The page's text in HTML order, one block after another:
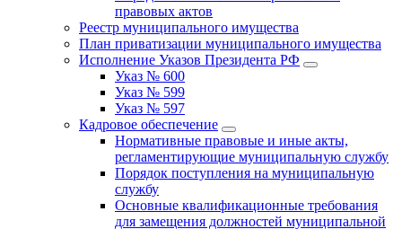
правовых актов
Реестр муниципального имущества
План приватизации муниципального имущества
Исполнение Указов Президента РФ
Указ № 600
Указ № 599
Указ № 597
Кадровое обеспечение
Нормативные правовые и иные акты,
регламентирующие муниципальную службу
Порядок поступления на муниципальную
службу
Основные квалификационные требования
для замещения должностей муниципальной